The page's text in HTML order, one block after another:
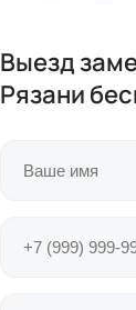
Выезд
Рязани